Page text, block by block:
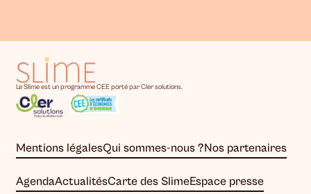
Le Slime est un programme CEE porté par Cler solutions.
Mentions légalesQui sommes-nous ?Nos partenaires
AgendaActualitésCarte des SlimeEspace presse